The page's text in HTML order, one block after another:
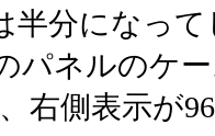
半分になっ
パネルのケ
右側表示が